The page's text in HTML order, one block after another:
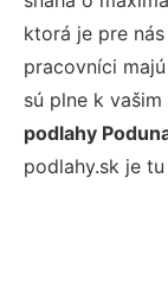
ktorá je pre
pracovníci
sú plne k vašim
podlahy
podlahy.sk je